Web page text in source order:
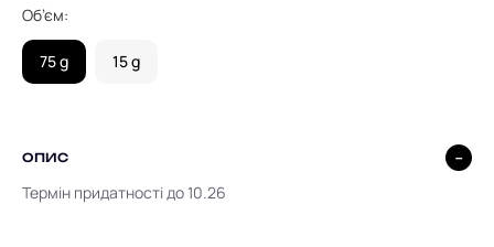
Об’єм:
75 g 15 g
ОПИС
Термін придатності до 10.26